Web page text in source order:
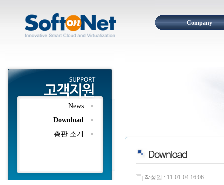
Company
News
Download
총판 소개
작성일 : 11-01-04 16:06